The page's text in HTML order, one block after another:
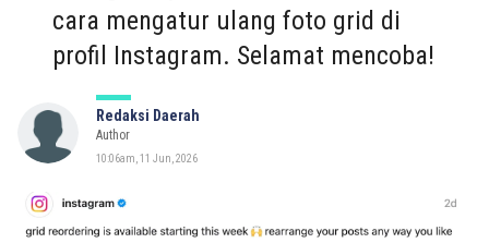
cara mengatur ulang foto grid di
profil Instagram. Selamat mencoba!
Redaksi Daerah
Author
10:06am, 11 Jun, 2026